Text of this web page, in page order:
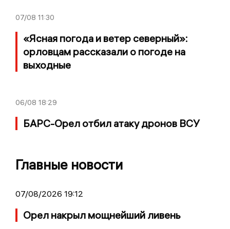
07/08 11:30
«Ясная погода и ветер северный»:
орловцам рассказали о погоде на
выходные
06/08 18:29
БАРС-Орел отбил атаку дронов ВСУ
Главные новости
07/08/2026 19:12
Орел накрыл мощнейший ливень